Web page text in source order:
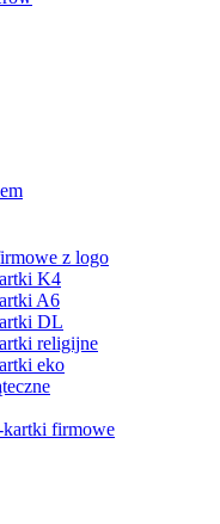
z logo
K4
A6
DL
religijne
eko
kartki firmowe